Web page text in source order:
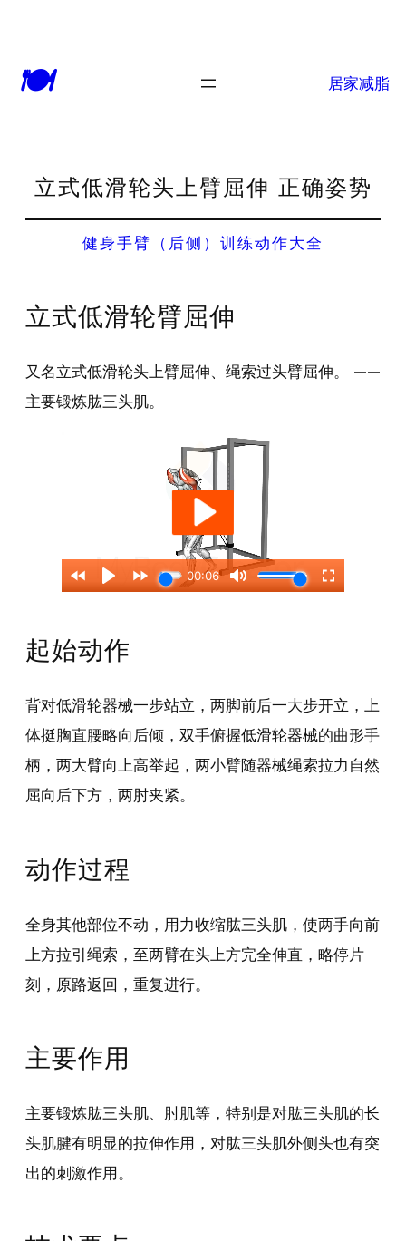
🍽 居家减脂
立式低滑轮头上臂屈伸 正确姿势
健身手臂（后侧）训练动作大全
立式低滑轮臂屈伸
又名立式低滑轮头上臂屈伸、绳索过头臂屈伸。 ——
主要锻炼肱三头肌。
起始动作
背对低滑轮器械一步站立，两脚前后一大步开立，上
体挺胸直腰略向后倾，双手俯握低滑轮器械的曲形手
柄，两大臂向上高举起，两小臂随器械绳索拉力自然
屈向后下方，两肘夹紧。
动作过程
全身其他部位不动，用力收缩肱三头肌，使两手向前
上方拉引绳索，至两臂在头上方完全伸直，略停片
刻，原路返回，重复进行。
主要作用
主要锻炼肱三头肌、肘肌等，特别是对肱三头肌的长
头肌腱有明显的拉伸作用，对肱三头肌外侧头也有突
出的刺激作用。